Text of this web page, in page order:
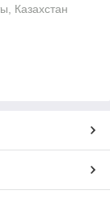
Казахстан